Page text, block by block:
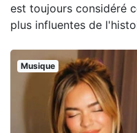
est toujours considéré
plus influentes de
Musique